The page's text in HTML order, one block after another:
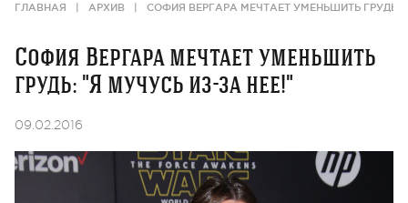
ГЛАВНАЯ АРХИВ СОФИЯ ВЕРГАРА МЕЧТАЕТ УМЕНЬШИТЬ ГРУДЬ:
София Вергара мечтает уменьшить
грудь: "Я мучусь из-за нее!"
09.02.2016